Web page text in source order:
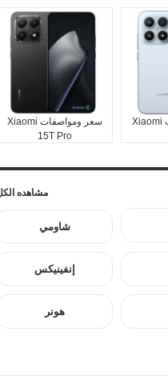
سعر ومواصفات Xiaomi
سعر ومواصفات Xiaomi
15T Pro
مشاهده
شاومي
إنفينيكس
هونر